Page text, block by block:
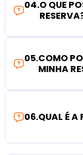
04.O QUE
05.COMO
MINHA
06.QUAL É